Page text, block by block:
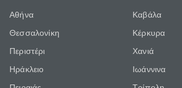
Αθήνα
Θεσσαλονίκη
Περιστέρι
Ηράκλειο
Καβάλα
Κέρκυρα
Χανιά
Ιωάννινα